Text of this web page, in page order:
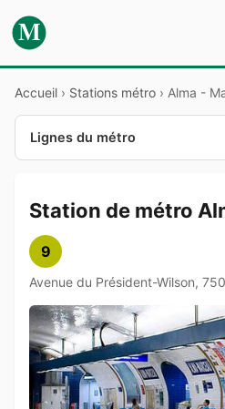
M
Accueil › Stations métro › Alma -
Lignes du métro
Station de métro
9
Avenue du Président-Wilson,